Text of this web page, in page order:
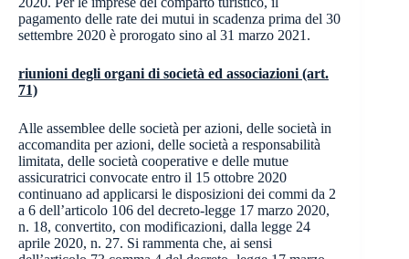
pagamento delle rate dei mutui in scadenza prima del 30
settembre 2020 è prorogato sino al 31 marzo 2021.
riunioni degli organi di società ed associazioni (art.
71)
Alle assemblee delle società per azioni, delle società in
accomandita per azioni, delle società a responsabilità
limitata, delle società cooperative e delle mutue
assicuratrici convocate entro il 15 ottobre 2020
continuano ad applicarsi le disposizioni dei commi da 2
a 6 dell’articolo 106 del decreto-legge 17 marzo 2020,
n. 18, convertito, con modificazioni, dalla legge 24
aprile 2020, n. 27. Si rammenta che, ai sensi